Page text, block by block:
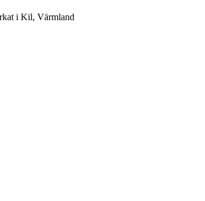
i Kil, Värmland